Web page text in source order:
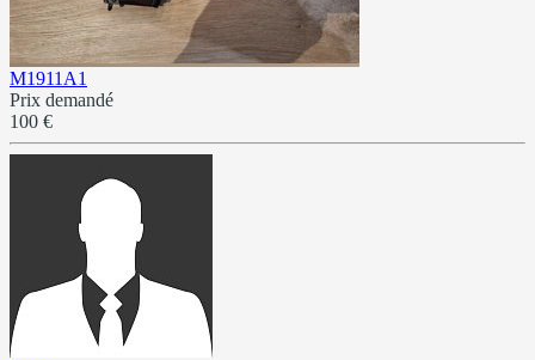
M1911A1
Prix demandé
100 €